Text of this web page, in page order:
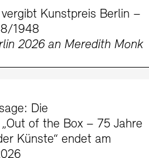
Kunstpreis Berlin –
1948
2026 an Meredith Monk
Die
of the Box – 75 Jahre
Künste“ endet am